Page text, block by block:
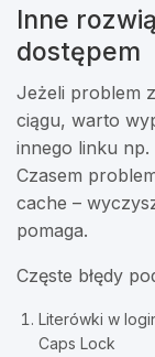
Inne
dostępem
Jeżeli problem
ciągu, warto
innego linku
Czasem
cache –
pomaga.
Częste błędy
Literówki w
Caps Lock